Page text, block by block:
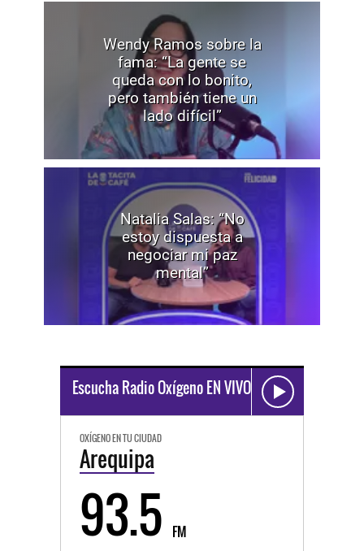
Wendy Ramos sobre la
fama: “La gente se
queda con lo bonito,
pero también tiene un
lado difícil”
Natalia Salas: “No
estoy dispuesta a
negociar mi paz
mental”
Escucha Radio Oxígeno EN VIVO
OXÍGENO EN TU CIUDAD
Arequipa
93.5 FM